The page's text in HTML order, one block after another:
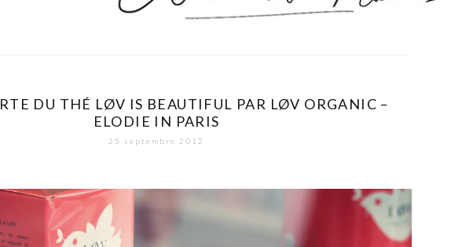
DU THÉ LØV IS BEAUTIFUL PAR LØV ORGANIC –
ELODIE IN PARIS
25 septembre 2012